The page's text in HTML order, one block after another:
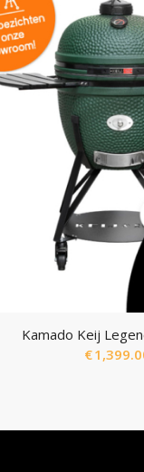
Kamado Keij
€